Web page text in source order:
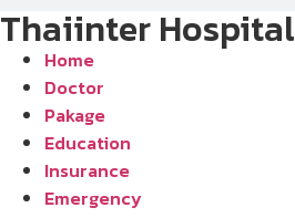
Thaiinter Hospital
Home
Doctor
Pakage
Education
Insurance
Emergency